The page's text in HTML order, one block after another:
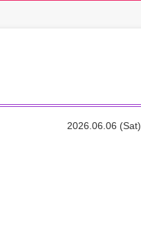
2026.06.06 (Sat)